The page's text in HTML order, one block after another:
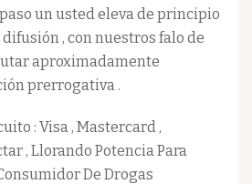
un usted eleva de principio
, con nuestros falo de
aproximadamente
prerrogativa .
: Visa , Mastercard ,
, Llorando Potencia Para
De Drogas